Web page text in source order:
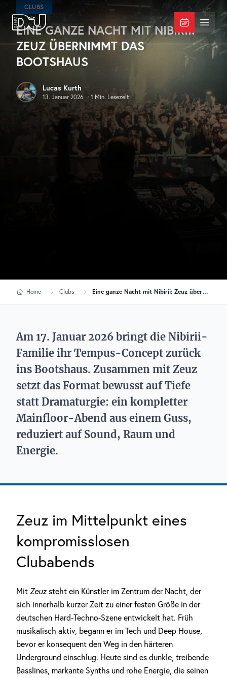
Zum Hauptinhalt springen
DJ Mag Germany Menü
CLUBS
EINE GANZE NACHT MIT NIBIRII:
ZEUZ ÜBERNIMMT DAS
BOOTSHAUS
Lucas Kurth
13. Januar 2026 · 1 Min. Lesezeit
Home Clubs Eine ganze Nacht mit Nibirii: Zeuz übernimmt das Bootshaus
Am 17. Januar 2026 bringt die Nibirii-
Familie ihr Tempus-Concept zurück
ins Bootshaus. Zusammen mit Zeuz
setzt das Format bewusst auf Tiefe
statt Dramaturgie: ein kompletter
Mainfloor-Abend aus einem Guss,
reduziert auf Sound, Raum und
Energie.
Zeuz im Mittelpunkt eines
kompromisslosen
Clubabends
Mit Zeuz steht ein Künstler im Zentrum der Nacht, der
sich innerhalb kurzer Zeit zu einer festen Größe in der
deutschen Hard-Techno-Szene entwickelt hat. Früh
musikalisch aktiv, begann er im Tech und Deep House,
bevor er konsequent den Weg in den härteren
Underground einschlug. Heute sind es dunkle, treibende
Basslines, markante Synths und rohe Energie, die seinen